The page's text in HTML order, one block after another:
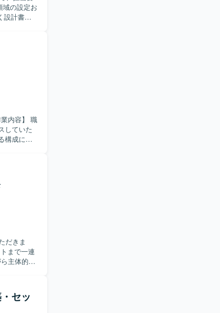
設計書や
画し、
性を高め
境で
していた
構成に変
とで、
、ロー
だきま
セッ